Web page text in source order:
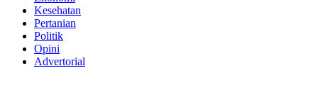
Kesehatan
Pertanian
Politik
Opini
Advertorial